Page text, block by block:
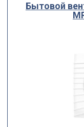
Бытовой